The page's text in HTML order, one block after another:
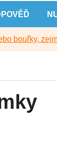
bouřky,